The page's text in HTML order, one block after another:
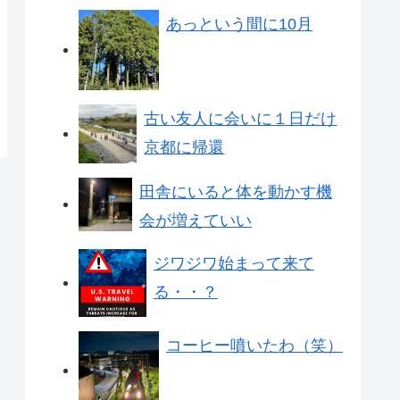
あっという間に10月
古い友人に会いに１日だけ
京都に帰還
田舎にいると体を動かす機
会が増えていい
ジワジワ始まって来て
る・・？
コーヒー噴いたわ（笑）